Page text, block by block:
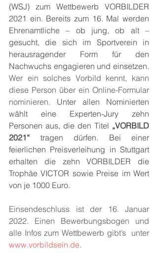
(WSJ) zum Wettbewerb VORBILDER
2021 ein. Bereits zum 16. Mal werden
Ehrenamtliche – ob jung, ob alt –
gesucht, die sich im Sportverein in
herausragender Form für den
Nachwuchs engagieren und einsetzen.
Wer ein solches Vorbild kennt, kann
diese Person über ein Online-Formular
nominieren. Unter allen Nominierten
wählt eine Experten-Jury zehn
Personen aus, die den Titel „VORBILD
2021“ tragen dürfen. Bei einer
feierlichen Preisverleihung in Stuttgart
erhalten die zehn VORBILDER die
Trophäe VICTOR sowie Preise im Wert
von je 1000 Euro.
Einsendeschluss ist der 16. Januar
2022. Einen Bewerbungsbogen und
www.vorbildsein.de.